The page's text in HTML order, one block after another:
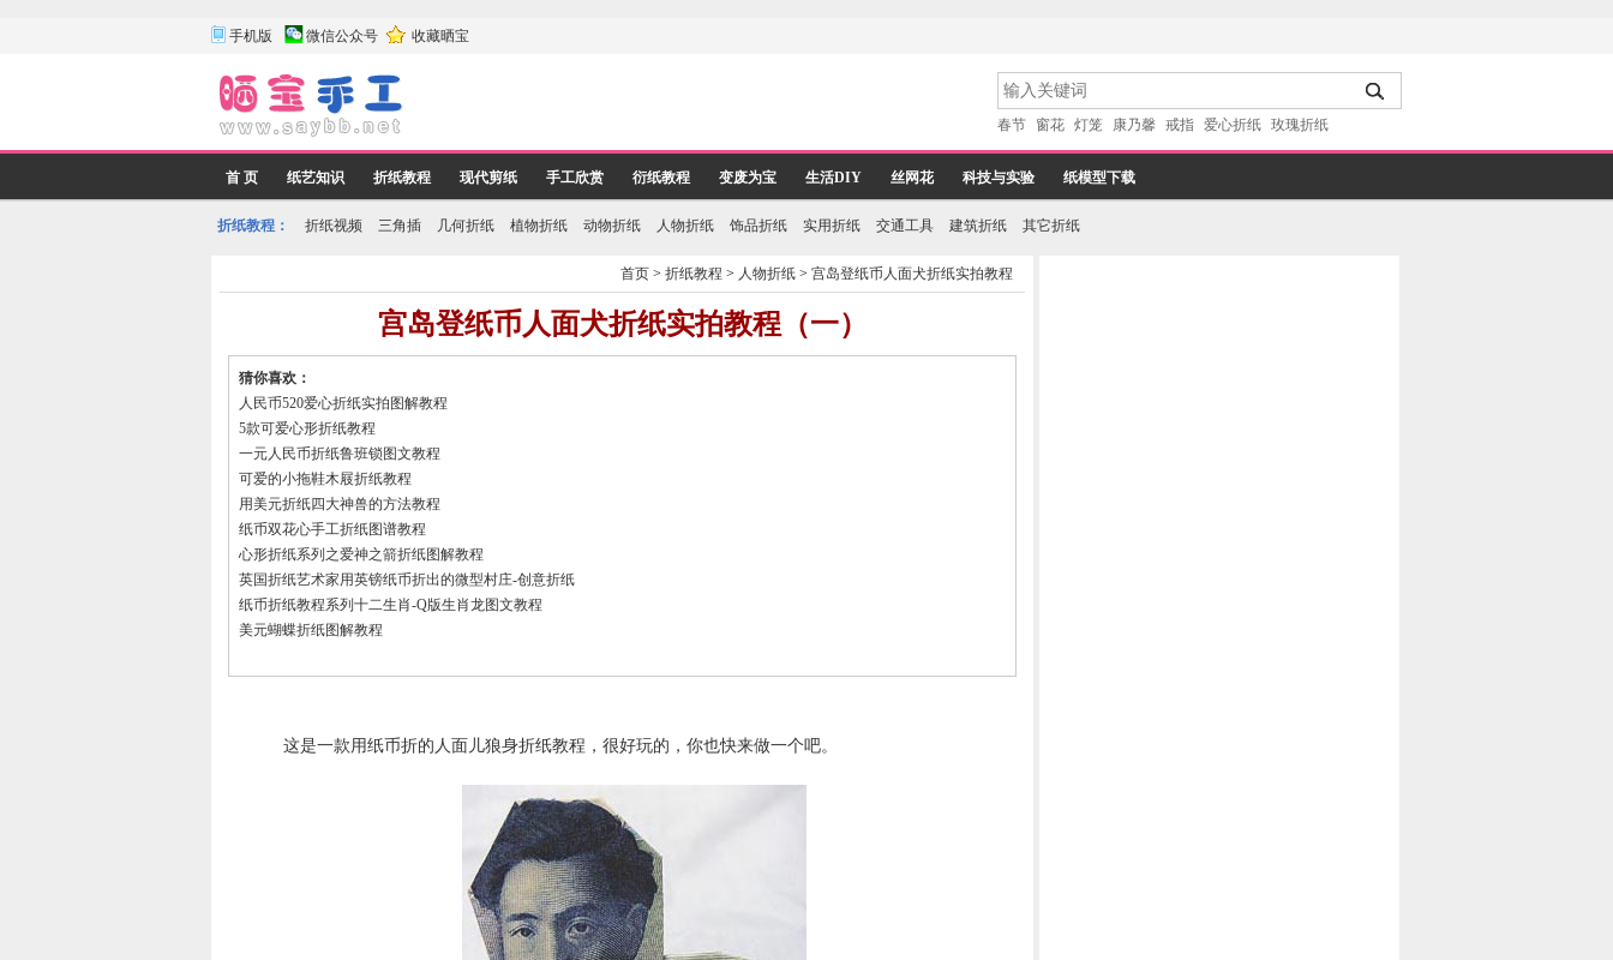
手机版 微信公众号 收藏晒宝
春节 窗花 灯笼 康乃馨 戒指 爱心折纸 玫瑰折纸
首 页 纸艺知识 折纸教程 现代剪纸 手工欣赏 衍纸教程 变废为宝 生活DIY 丝网花 科技与实验 纸模型下载
折纸教程： 折纸视频 三角插 几何折纸 植物折纸 动物折纸 人物折纸 饰品折纸 实用折纸 交通工具 建筑折纸 其它折纸
首页 >折纸教程 > 人物折纸 >宫岛登纸币人面犬折纸实拍教程
宫岛登纸币人面犬折纸实拍教程（一）
猜你喜欢：
人民币520爱心折纸实拍图解教程
5款可爱心形折纸教程
一元人民币折纸鲁班锁图文教程
可爱的小拖鞋木屐折纸教程
用美元折纸四大神兽的方法教程
纸币双花心手工折纸图谱教程
心形折纸系列之爱神之箭折纸图解教程
英国折纸艺术家用英镑纸币折出的微型村庄-创意折纸
纸币折纸教程系列十二生肖-Q版生肖龙图文教程
美元蝴蝶折纸图解教程
这是一款用纸币折的人面儿狼身折纸教程，很好玩的，你也快来做一个吧。